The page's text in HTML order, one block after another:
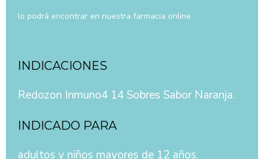
lo podrá encontrar en nuestra farmacia online .
INDICACIONES
Redozon Inmuno4 14 Sobres Sabor Naranja.
INDICADO PARA
adultos y niños mayores de 12 años.